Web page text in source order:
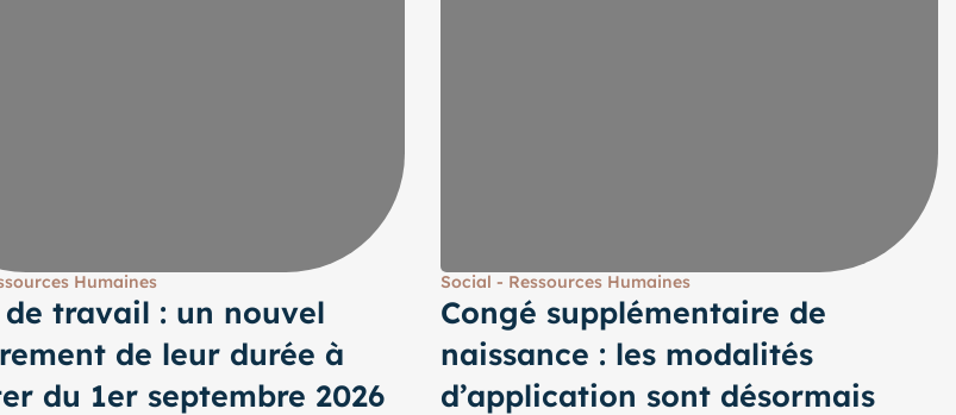
Humaines
travail : un nouvel
de leur durée à
du 1er septembre 2026
Social - Ressources Humaines
Congé supplémentaire de
naissance : les modalités
d’application sont désormais